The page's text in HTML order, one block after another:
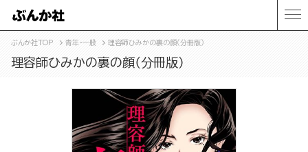
ぶんか社TOP 青年・一般 理容師ひみかの裏の顔（分冊版）
理容師ひみかの裏の顔（分冊版）